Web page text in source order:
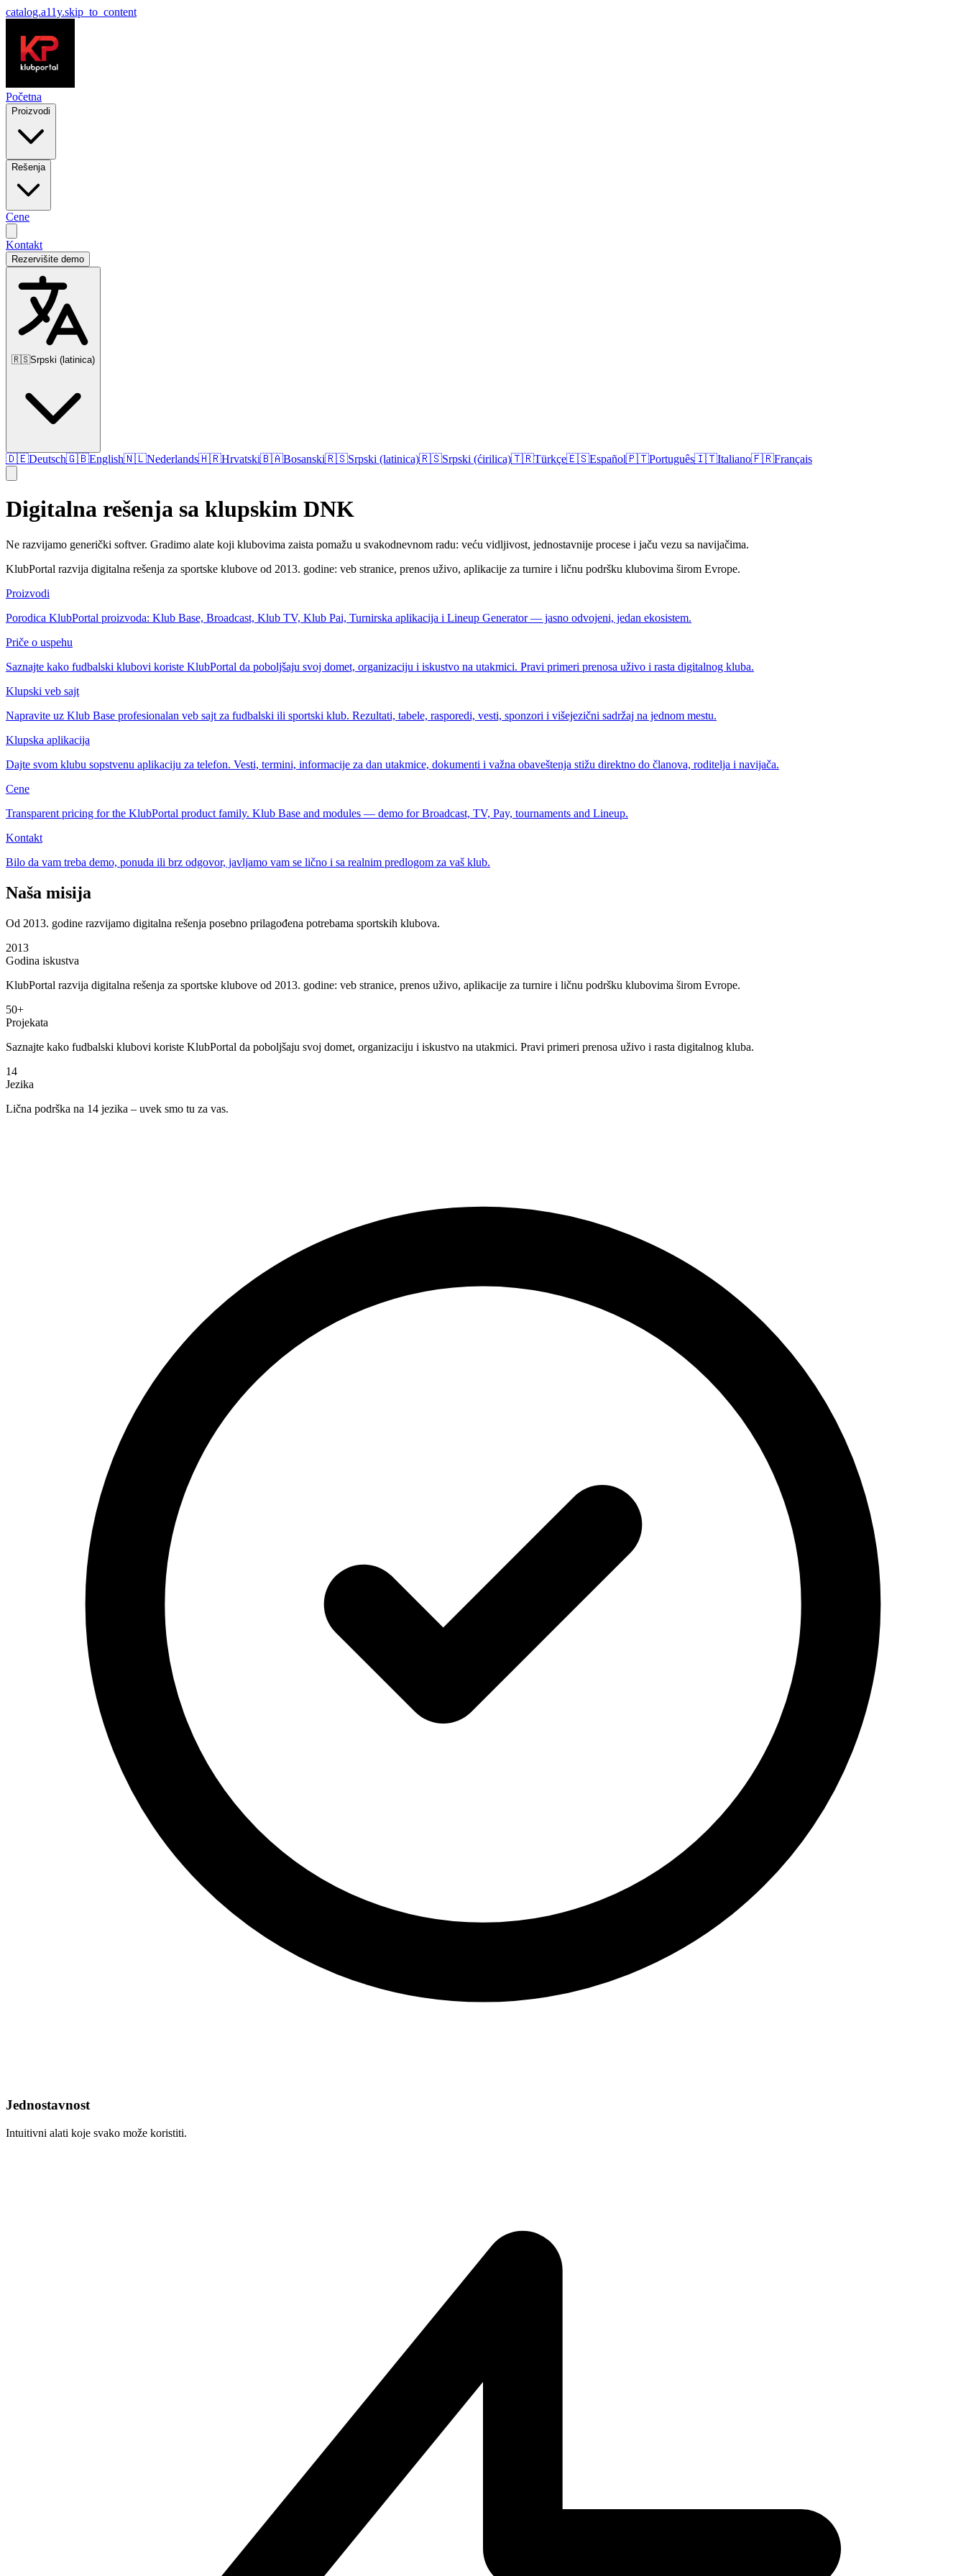
catalog.a11y.skip_to_content
Početna
Proizvodi
Rešenja
Cene
Kontakt
Rezervišite demo
🇷🇸Srpski (latinica)
🇩🇪Deutsch🇬🇧English🇳🇱Nederlands🇭🇷Hrvatski🇧🇦Bosanski🇷🇸Srpski (latinica)🇷🇸Srpski (ćirilica)🇹🇷Türkçe🇪🇸Español🇵🇹Português🇮🇹Italiano🇫🇷Français
Digitalna rešenja sa klupskim DNK
Ne razvijamo generički softver. Gradimo alate koji klubovima zaista pomažu u svakodnevnom radu: veću vidljivost, jednostavnije procese i jaču vezu sa navijačima.
KlubPortal razvija digitalna rešenja za sportske klubove od 2013. godine: veb stranice, prenos uživo, aplikacije za turnire i ličnu podršku klubovima širom Evrope.
Proizvodi
Porodica KlubPortal proizvoda: Klub Base, Broadcast, Klub TV, Klub Pai, Turnirska aplikacija i Lineup Generator — jasno odvojeni, jedan ekosistem.
Priče o uspehu
Saznajte kako fudbalski klubovi koriste KlubPortal da poboljšaju svoj domet, organizaciju i iskustvo na utakmici. Pravi primeri prenosa uživo i rasta digitalnog kluba.
Klupski veb sajt
Napravite uz Klub Base profesionalan veb sajt za fudbalski ili sportski klub. Rezultati, tabele, rasporedi, vesti, sponzori i višejezični sadržaj na jednom mestu.
Klupska aplikacija
Dajte svom klubu sopstvenu aplikaciju za telefon. Vesti, termini, informacije za dan utakmice, dokumenti i važna obaveštenja stižu direktno do članova, roditelja i navijača.
Cene
Transparent pricing for the KlubPortal product family. Klub Base and modules — demo for Broadcast, TV, Pay, tournaments and Lineup.
Kontakt
Bilo da vam treba demo, ponuda ili brz odgovor, javljamo vam se lično i sa realnim predlogom za vaš klub.
Naša misija
Od 2013. godine razvijamo digitalna rešenja posebno prilagođena potrebama sportskih klubova.
2013
Godina iskustva
KlubPortal razvija digitalna rešenja za sportske klubove od 2013. godine: veb stranice, prenos uživo, aplikacije za turnire i ličnu podršku klubovima širom Evrope.
50+
Projekata
Saznajte kako fudbalski klubovi koriste KlubPortal da poboljšaju svoj domet, organizaciju i iskustvo na utakmici. Pravi primeri prenosa uživo i rasta digitalnog kluba.
14
Jezika
Lična podrška na 14 jezika – uvek smo tu za vas.
Jednostavnost
Intuitivni alati koje svako može koristiti.